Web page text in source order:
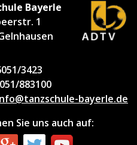
Bayerle
1
3423
883100
bayerle.de
Sie uns auch auf: